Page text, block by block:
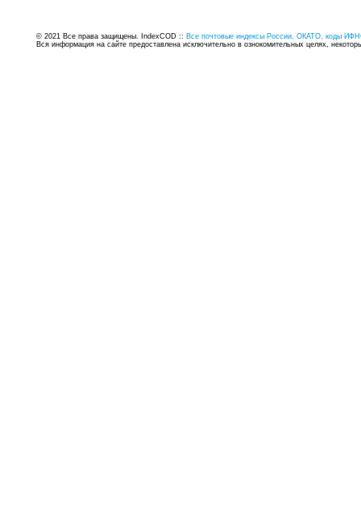
© 2021 Все права защищены. IndexCOD :: Все почтовые индексы России, ОКАТО, коды
Вся информация на сайте предоставлена исключительно в ознокомительных целях,